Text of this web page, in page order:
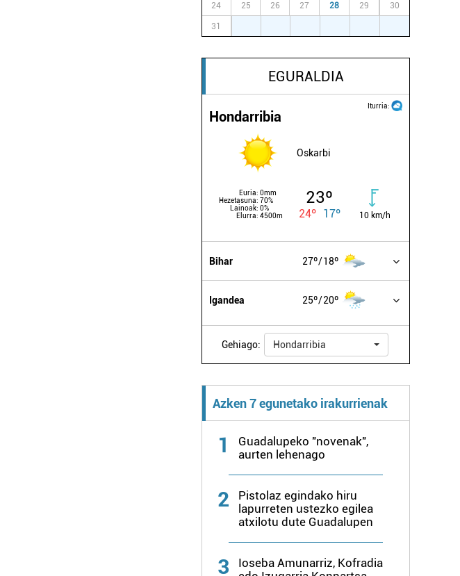
24 25 26 27 28 29 30
31
EGURALDIA
Iturria:
Hondarribia
Oskarbi
Euria: 0mm
Hezetasuna: 70%
Lainoak: 0%
Elurra: 4500m
23º
24º 17º 10 km/h
Bihar 27º 18º
Igandea 25º 20º
Gehiago: Hondarribia
Azken 7 egunetako irakurrienak
1
Guadalupeko "novenak",
aurten lehenago
2
Pistolaz egindako hiru
lapurreten ustezko egilea
atxilotu dute Guadalupen
3
Ioseba Amunarriz, Kofradia